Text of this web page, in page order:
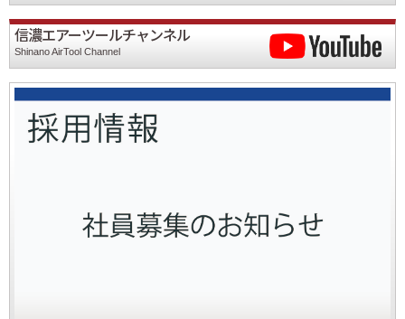
信濃エアーツールチャンネル
Shinano AirTool Channel